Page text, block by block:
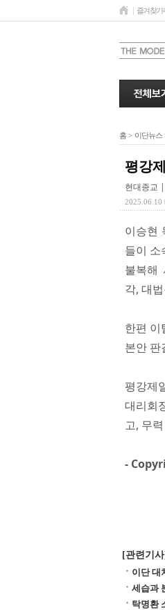
즐겨찾기
홈 > 이단뉴스
평강
현대종교
2025.06.10
이승현
들이 소
불복해
각, 대
한편 이
본안 판
평강제
대리회
고, 무
-
[관련기사]
이단 대
세습과
탁명환